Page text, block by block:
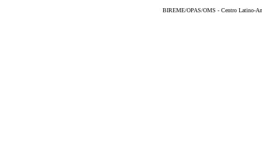
BIREME/OPAS/OMS - Centro Latino-